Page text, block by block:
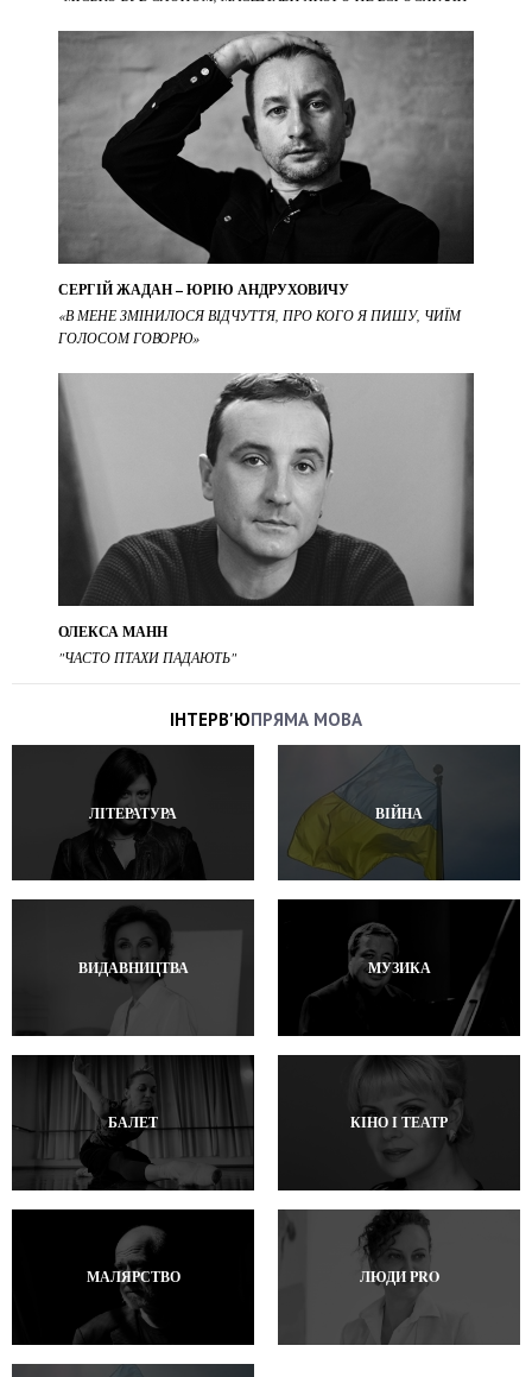
СЕРГІЙ ЖАДАН – ЮРІЮ АНДРУХОВИЧУ
«В МЕНЕ ЗМІНИЛОСЯ ВІДЧУТТЯ, ПРО КОГО Я ПИШУ, ЧИЇМ
ГОЛОСОМ ГОВОРЮ»
ОЛЕКСА МАНН
"ЧАСТО ПТАХИ ПАДАЮТЬ"
ІНТЕРВ'ЮПРЯМА МОВА
ЛІТЕРАТУРА ВІЙНА
ВИДАВНИЦТВА МУЗИКА
БАЛЕТ КІНО І ТЕАТР
МАЛЯРСТВО ЛЮДИ PRO